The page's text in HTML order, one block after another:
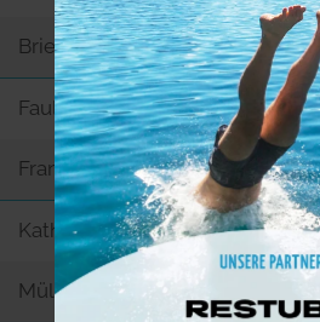
Brieskow-Finkenheerd
Fauler See
Frankfurt (Oder)
Katharinen See
Müllrose